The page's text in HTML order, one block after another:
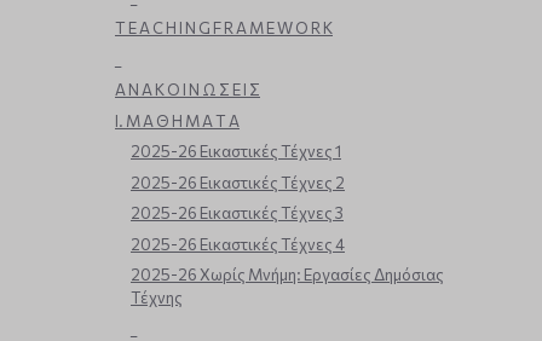
T E A C H I N G F R A M E W O R K
Α Ν Α Κ Ο Ι Ν Ω Σ Ε Ι Σ
Ι. Μ Α Θ Η Μ Α Τ Α
2025-26 Εικαστικές Τέχνες 1
2025-26 Εικαστικές Τέχνες 2
2025-26 Εικαστικές Τέχνες 3
2025-26 Εικαστικές Τέχνες 4
2025-26 Χωρίς Μνήμη: Εργασίες Δημόσιας
Τέχνης